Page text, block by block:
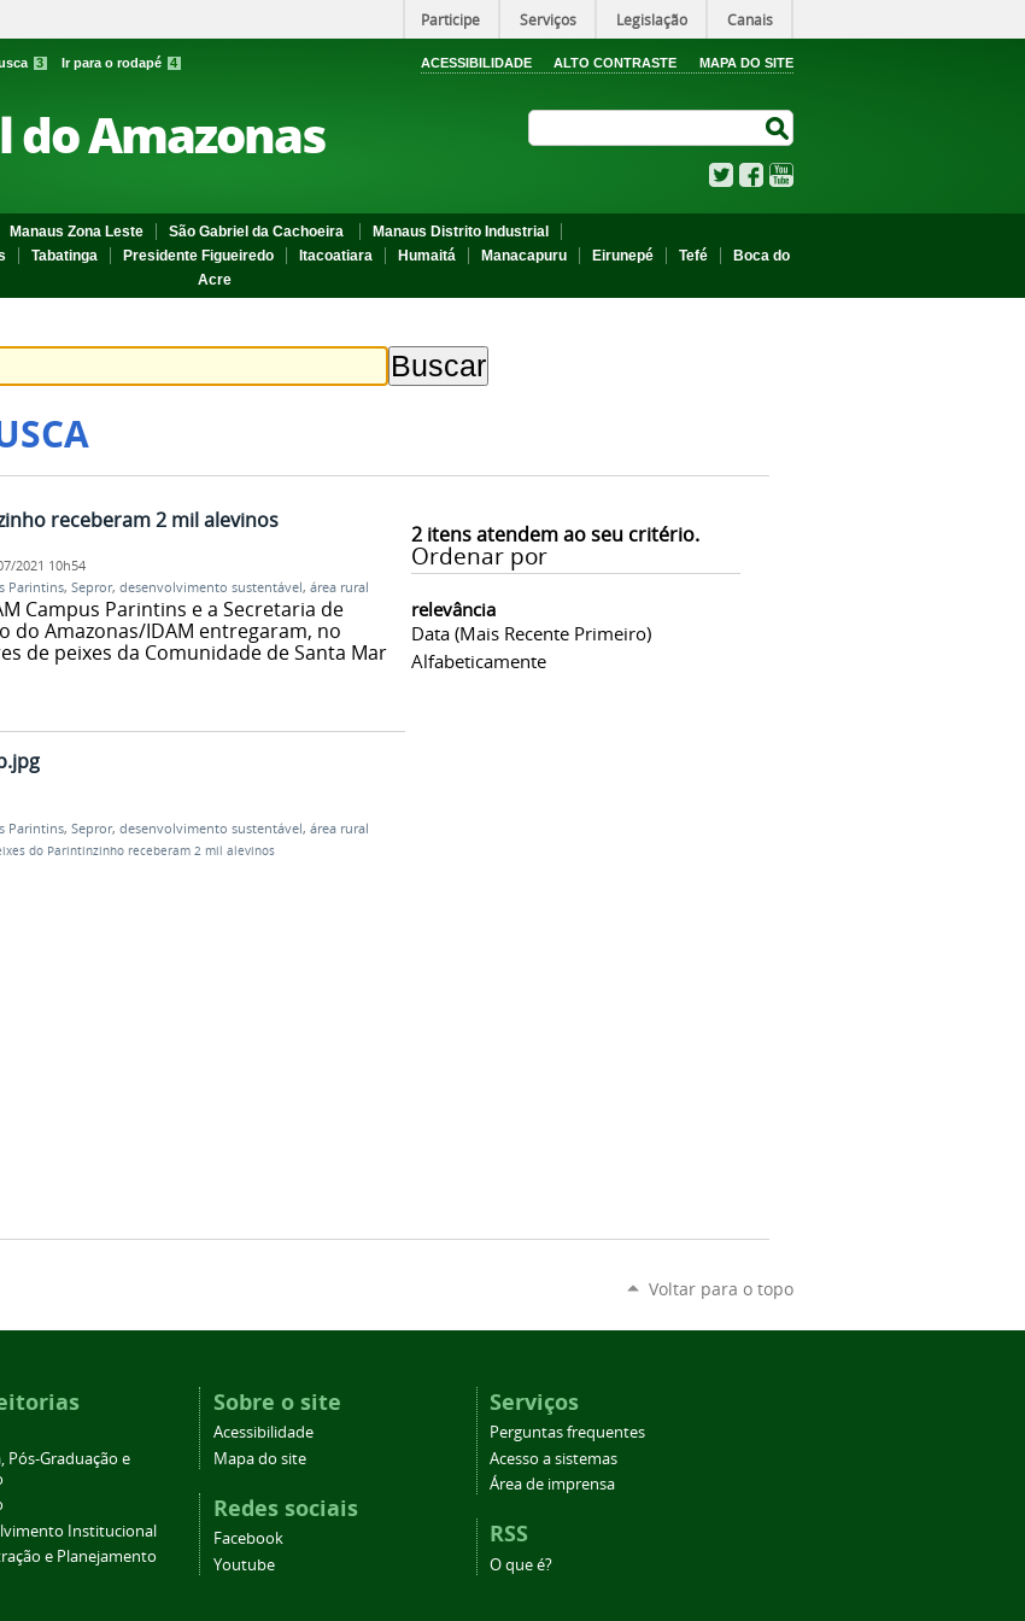
Participe Serviços Legislação Canais
3 Ir para o rodapé 4 ACESSIBILIDADE ALTO CONTRASTE MAPA DO SITE
Amazonas
TwitterFacebook
Manaus Zona Leste São Gabriel da Cachoeira
Manaus Distrito Industrial
Tabatinga Presidente Figueiredo Itacoatiara Humaitá Manacapuru Eirunepé Tefé
Boca do
Acre
2itens atendem ao seu critério.
Ordenar por
relevância
Data (mais Recente Primeiro)
Alfabeticamente
receberam 2 mil alevinos
2021 10h54
Parintins, Sepror, desenvolvimento sustentável, área rural
Campus Parintins e a Secretaria de
do Amazonas/IDAM entregaram, no
de peixes da Comunidade de Santa Maria
Parintins, Sepror, desenvolvimento sustentável, área rural
do Parintinzinho receberam 2 mil alevinos
Voltar para o topo
Pós-Graduação e
Institucional
e Planejamento
Sobre o site
Acessibilidade
Mapa do site
Redes sociais
Facebook
Youtube
Serviços
Perguntas frequentes
Acesso a sistemas
Área de imprensa
RSS
O que é?